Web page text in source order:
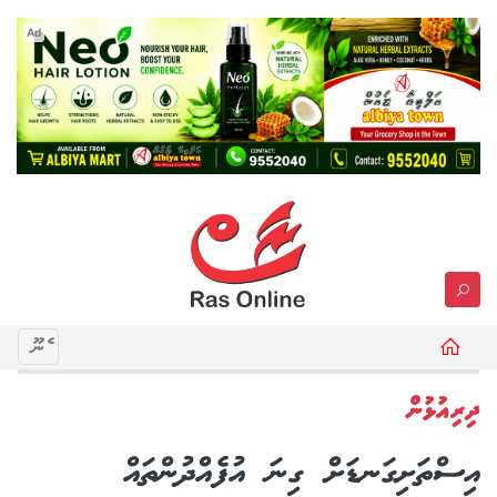
Ad
މެނޫ
ދިރިއުޅުން
އިސްތަށިގަނޑަށް ގިނަ އުފެއްދުންތައް